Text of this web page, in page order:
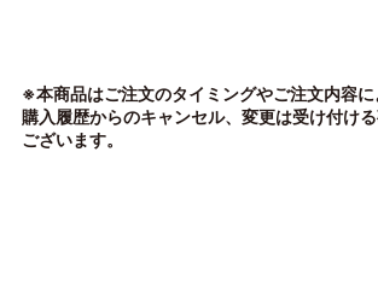
※本商品はご注文のタイミングやご注文内容に
購入履歴からのキャンセル、変更は受け付け
ございます。